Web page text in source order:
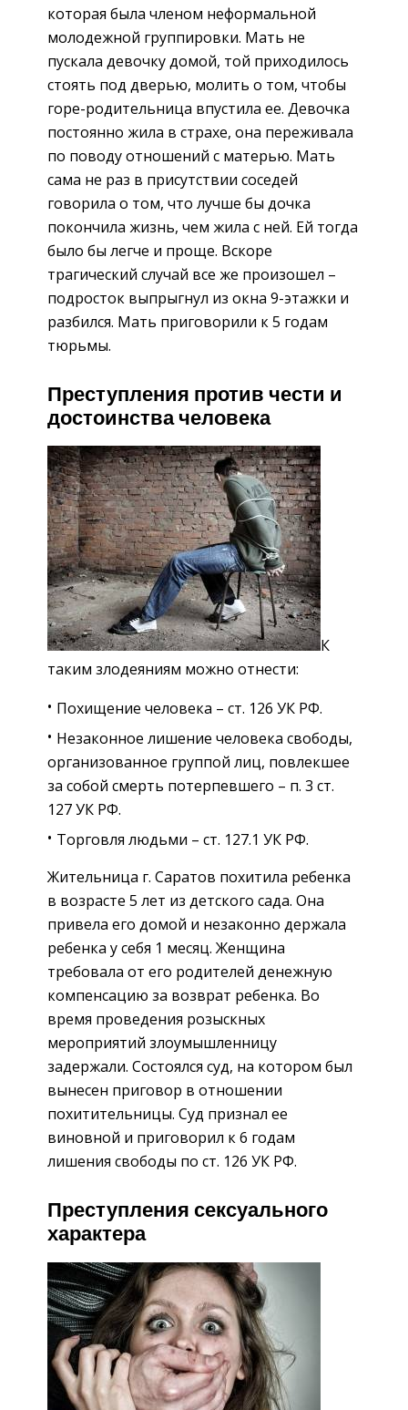
которая была членом неформальной
молодежной группировки. Мать не
пускала девочку домой, той приходилось
стоять под дверью, молить о том, чтобы
горе-родительница впустила ее. Девочка
постоянно жила в страхе, она переживала
по поводу отношений с матерью. Мать
сама не раз в присутствии соседей
говорила о том, что лучше бы дочка
покончила жизнь, чем жила с ней. Ей тогда
было бы легче и проще. Вскоре
трагический случай все же произошел –
подросток выпрыгнул из окна 9-этажки и
разбился. Мать приговорили к 5 годам
тюрьмы.
Преступления против чести и
достоинства человека
К
таким злодеяниям можно отнести:
Похищение человека – ст. 126 УК РФ.
Незаконное лишение человека свободы,
организованное группой лиц, повлекшее
за собой смерть потерпевшего – п. 3 ст.
127 УК РФ.
Торговля людьми – ст. 127.1 УК РФ.
Жительница г. Саратов похитила ребенка
в возрасте 5 лет из детского сада. Она
привела его домой и незаконно держала
ребенка у себя 1 месяц. Женщина
требовала от его родителей денежную
компенсацию за возврат ребенка. Во
время проведения розыскных
мероприятий злоумышленницу
задержали. Состоялся суд, на котором был
вынесен приговор в отношении
похитительницы. Суд признал ее
виновной и приговорил к 6 годам
лишения свободы по ст. 126 УК РФ.
Преступления сексуального
характера